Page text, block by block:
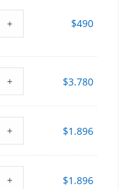
+ $490
+ $3.780
+ $1.896
+ $1.896